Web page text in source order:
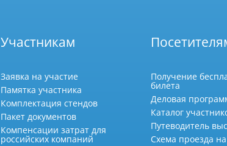
Участникам
Заявка на участие
Памятка участника
Комплектация стендов
Пакет документов
Компенсации затрат для
российских компаний
Получение
билета
Деловая
Каталог
Путеводитель
Схема проезда